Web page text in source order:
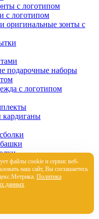
с логотипом
с логотипом
оригинальные зонты с
подарочные наборы
с логотипом
шапки
с логотипом
файлы cookie и сервис веб-
наш сайт, Вы соглашаетесь
Политика
данных